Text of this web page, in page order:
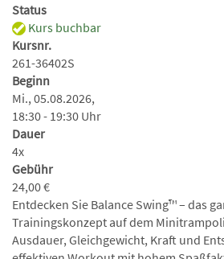
Status
Kurs buchbar
Kursnr.
261-36402S
Beginn
Mi., 05.08.2026,
18:30 - 19:30 Uhr
Dauer
4x
Gebühr
24,00 €
Entdecken Sie Balance Swing™ – das
Trainingskonzept auf dem
Ausdauer, Gleichgewicht, Kraft und